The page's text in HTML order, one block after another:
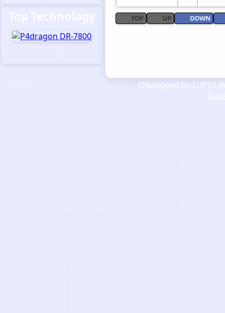
TOP UP DOWN
Developed by LUPEX